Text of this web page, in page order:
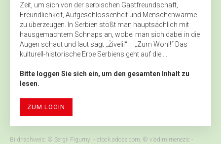
Zeit, um sich von der serbischen Gastfreundschaft,
Freundlichkeit, Aufgeschlossenheit und Menschenwärme
zu überzeugen. In Serbien stößt man hauptsächlich mit
hausgemachtem Schnaps an, wobei man sich dabei in die
Augen schaut und laut sagt „Živeli!“ – „Zum Wohl!“ Das
kulturell-historische Erbe Serbiens geht auf die ...
Bitte loggen Sie sich ein, um den gesamten Inhalt zu
lesen.
ZUM LOGIN
Bildnachweis: © Sergii Figurnyi - stock.adobe.com, © vladimirnenezic -